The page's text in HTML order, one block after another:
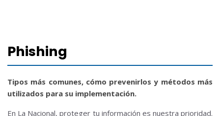
Phishing
Tipos más comunes, cómo prevenirlos y métodos más
utilizados para su implementación.
En La Nacional, proteger tu información es nuestra prioridad.